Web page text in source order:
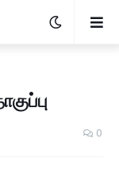
0